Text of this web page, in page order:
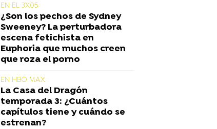
EN EL 3X05
¿Son los pechos de Sydney
Sweeney? La perturbadora
escena fetichista en
Euphoria que muchos creen
que roza el porno
EN HBO MAX
La Casa del Dragón
temporada 3: ¿Cuántos
capítulos tiene y cuándo se
estrenan?